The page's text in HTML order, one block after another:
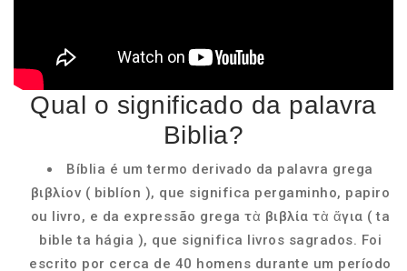
Qual o significado da palavra
Biblia?
Bíblia é um termo derivado da palavra grega
βιβλίον ( biblíon ), que significa pergaminho, papiro
ou livro, e da expressão grega τὰ βιβλία τὰ ἅγια ( ta
bible ta hágia ), que significa livros sagrados. Foi
escrito por cerca de 40 homens durante um período